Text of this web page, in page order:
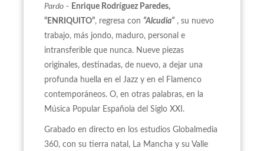
Pardo - Enrique Rodríguez Paredes,
“ENRIQUITO”, regresa con “Alcudia” , su nuevo
trabajo, más jondo, maduro, personal e
intransferible que nunca. Nueve piezas
originales, destinadas, de nuevo, a dejar una
profunda huella en el Jazz y en el Flamenco
contemporáneos. O, en otras palabras, en la
Música Popular Española del Siglo XXI.
Grabado en directo en los estudios Globalmedia
360, con su tierra natal, La Mancha y su Valle